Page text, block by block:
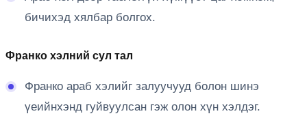
бичихэд хялбар болгох.
Франко хэлний сул тал
Франко араб хэлийг залуучууд болон шинэ
үеийнхэнд гуйвуулсан гэж олон хүн хэлдэг.